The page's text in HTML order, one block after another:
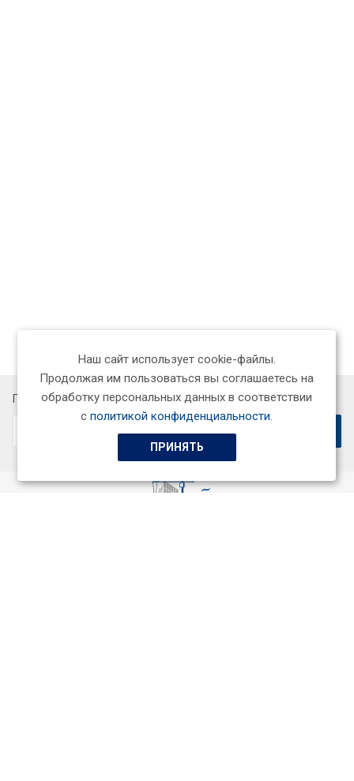
Подписывайтесь на новости и акции:
Наш сайт использует cookie-файлы.
Продолжая им пользоваться вы соглашаетесь на
обработку персональных данных в соответствии
сполитикой конфиденциальности.
ПРИНЯТЬ